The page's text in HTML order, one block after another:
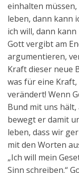
einhalten
leben, dann kann
ich will, dann kann
Gott vergibt am
argumentieren,
Kraft dieser neue
was für eine
verändert! Wenn
Bund mit uns
bewegt er damit
leben, dass wir
mit den Worten
„Ich will mein
Sinn schreiben.“